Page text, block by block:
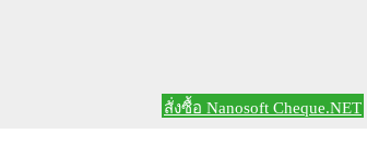
สั่งซื้อ Nanosoft Cheque.NET